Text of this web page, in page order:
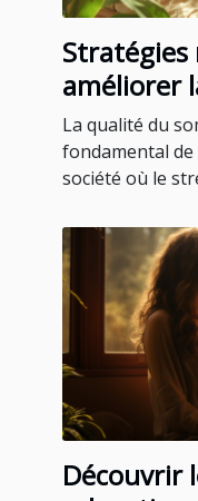
améliorer
sommeil
La qualité du
fondamental
société où le
Découvrir